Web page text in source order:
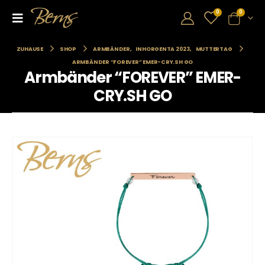
0 0
ZUHAUSE SHOP ARMBÄNDER, INHORGENTA 2023,
MUTTERTAG
ARMBÄNDER “FOREVER” EMER-CRY.SH GO
Armbänder “FOREVER” EMER-
CRY.SH GO